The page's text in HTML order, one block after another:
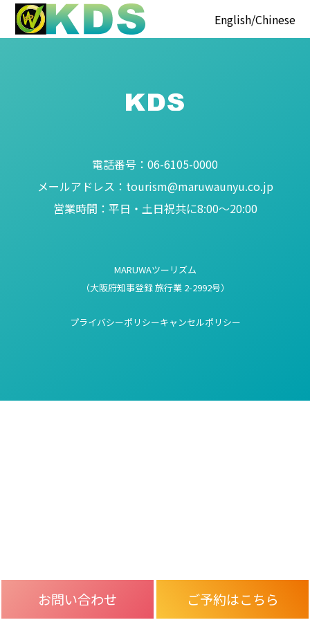
English Chinese
電話番号： 06-6105-0000
メールアドレス： tourism@maruwaunyu.co.jp
営業時間： 平日・土日祝共に8:00～20:00
MARUWAツーリズム
（大阪府知事登録 旅行業 2-2992号）
プライバシーポリシーキャンセルポリシー
お問い合わせ ご予約はこちら